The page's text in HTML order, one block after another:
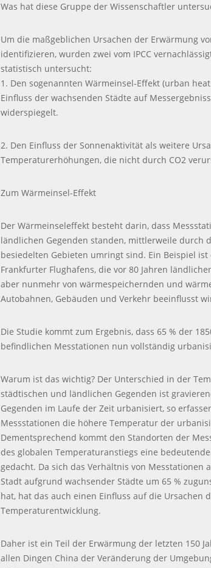
Was hat diese Gruppe der Wissenschaftler
Um die maßgeblichen Ursachen der Erwärmung
identifizieren, wurden zwei vom IPCC
statistisch untersucht:
1. Den sogenannten Wärmeinsel-Effekt (urban
Einfluss der wachsenden Städte auf
widerspiegelt.
2. Den Einfluss der Sonnenaktivität als weitere
Temperaturerhöhungen, die nicht durch CO2
Zum Wärmeinsel-Effekt
Der Wärmeinseleffekt besteht darin, dass
ländlichen Gegenden standen, mittlerweile durch
besiedelten Gebieten umringt sind. Ein Beispiel ist
Frankfurter Flughafens, die vor 80 Jahren
aber nunmehr von wärmespeichernden und
Autobahnen, Gebäuden und Verkehr beeinflusst
Die Studie kommt zum Ergebnis, dass 65 % der
befindlichen Messtationen nun vollständig
Warum ist das wichtig? Der Unterschied in der
städtischen und ländlichen Gegenden ist
Gegenden im Laufe der Zeit urbanisiert, so
Messstationen die höhere Temperatur der
Dementsprechend kommt den Standorten der
des globalen Temperaturanstiegs eine
gedacht. Da sich das Verhältnis von Messtationen
Stadt aufgrund wachsender Städte um 65 %
hat, hat das auch einen Einfluss auf die Ursachen
Temperaturentwicklung.
Daher ist ein Teil der Erwärmung der letzten 150
allen Dingen China der Veränderung der